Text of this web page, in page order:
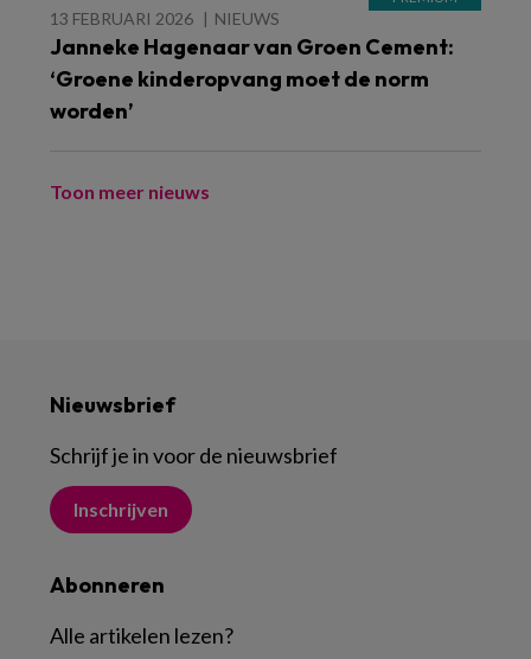
13 FEBRUARI 2026 NIEUWS
Janneke Hagenaar van Groen Cement:
‘Groene kinderopvang moet de norm
worden’
Toon meer nieuws
Nieuwsbrief
Schrijf je in voor de nieuwsbrief
Inschrijven
Abonneren
Alle artikelen lezen?